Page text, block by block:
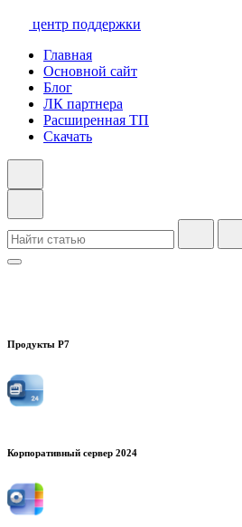
центр поддержки
Главная
Основной сайт
Блог
ЛК партнера
Расширенная ТП
Скачать
Продукты Р7
Корпоративный сервер 2024